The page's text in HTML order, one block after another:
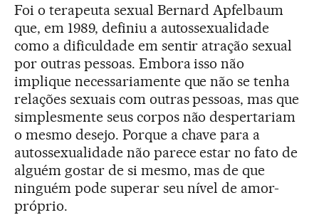
Foi o terapeuta sexual Bernard Apfelbaum
que, em 1989, definiu a autossexualidade
como a dificuldade em sentir atração sexual
por outras pessoas. Embora isso não
implique necessariamente que não se tenha
relações sexuais com outras pessoas, mas que
simplesmente seus corpos não despertariam
o mesmo desejo. Porque a chave para a
autossexualidade não parece estar no fato de
alguém gostar de si mesmo, mas de que
ninguém pode superar seu nível de amor-
próprio.